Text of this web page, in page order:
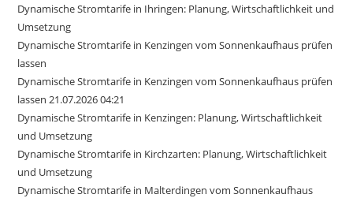
Dynamische Stromtarife in Ihringen: Planung, Wirtschaftlichkeit und
Umsetzung
Dynamische Stromtarife in Kenzingen vom Sonnenkaufhaus prüfen
lassen
Dynamische Stromtarife in Kenzingen vom Sonnenkaufhaus prüfen
lassen 21.07.2026 04:21
Dynamische Stromtarife in Kenzingen: Planung, Wirtschaftlichkeit
und Umsetzung
Dynamische Stromtarife in Kirchzarten: Planung, Wirtschaftlichkeit
und Umsetzung
Dynamische Stromtarife in Malterdingen vom Sonnenkaufhaus